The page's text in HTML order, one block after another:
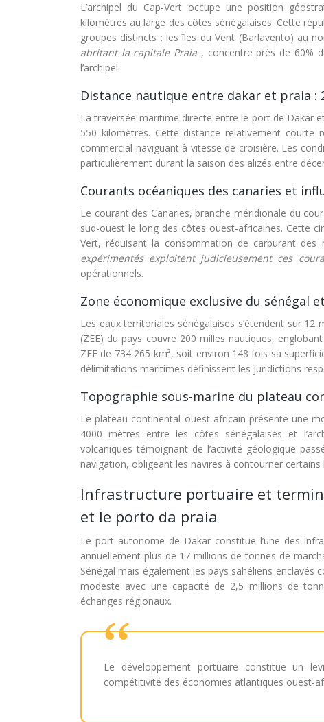
L’archipel du Cap-Vert occupe une position
kilomètres au large des côtes sénégalaises. Cette
groupes distincts : les îles du Vent (Barlavento) au
abritant la capitale Praia , concentre près de 60%
l’archipel.
Distance nautique entre dakar et praia
La traversée maritime directe entre le port de Dakar
550 kilomètres. Cette distance relativement
commercial naviguant à vitesse de croisière. Les
particulièrement durant la saison des alizés entre
Courants océaniques des canaries et
Le courant des Canaries, branche méridionale du
sud-ouest le long des côtes ouest-africaines. Cette
Vert, réduisant la consommation de carburant
expérimentés exploitent judicieusement ces
opérationnels.
Zone économique exclusive du sénégal
Les eaux territoriales sénégalaises s’étendent sur
(ZEE) du pays couvre 200 milles nautiques,
ZEE de 734 265 km², soit environ 148 fois sa
délimitations maritimes définissent les juridictions
Topographie sous-marine du plateau
Le plateau continental ouest-africain présente une
4000 mètres entre les côtes sénégalaises et
volcaniques témoignant de l’activité géologique
navigation, obligeant les navires à contourner
Infrastructure portuaire et
et le porto da praia
Le port autonome de Dakar constitue l’une des
annuellement plus de 17 millions de tonnes de
Sénégal mais également les pays sahéliens
modeste avec une capacité de 2,5 millions de
échanges régionaux.
Le développement portuaire constitue un
compétitivité des économies atlantiques ouest-